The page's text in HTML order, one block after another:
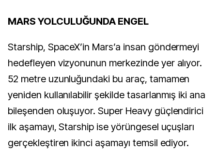
MARS YOLCULUĞUNDA ENGEL
Starship, SpaceX’in Mars’a insan göndermeyi
hedefleyen vizyonunun merkezinde yer alıyor.
52 metre uzunluğundaki bu araç, tamamen
yeniden kullanılabilir şekilde tasarlanmış iki ana
bileşenden oluşuyor. Super Heavy güçlendirici
ilk aşamayı, Starship ise yörüngesel uçuşları
gerçekleştiren ikinci aşamayı temsil ediyor.